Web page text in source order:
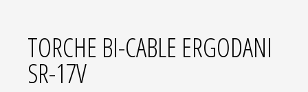
TORCHE BI-CABLE ERGODANI
SR-17V